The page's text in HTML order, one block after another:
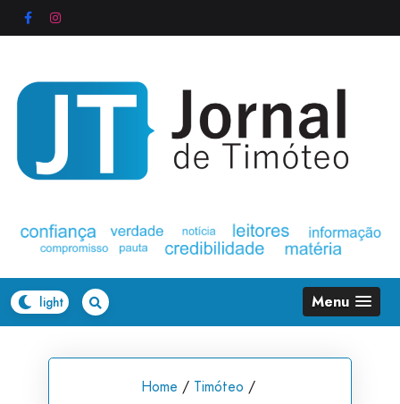
to
Menu
Home / Timóteo /